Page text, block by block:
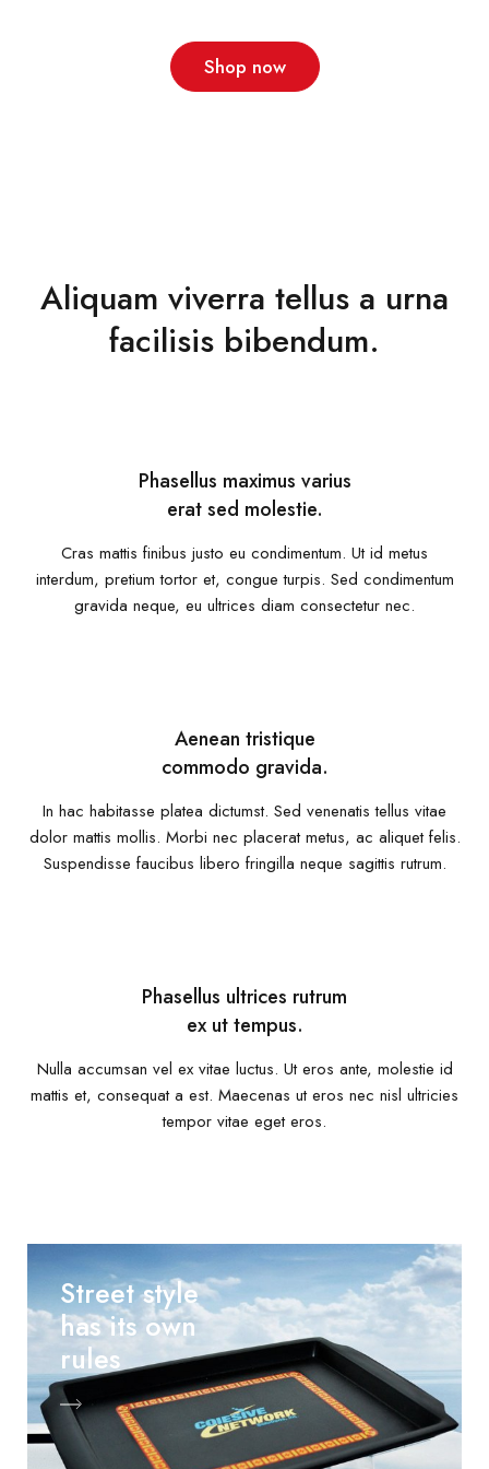
Shop now
Aliquam viverra tellus a urna
facilisis bibendum.
Phasellus maximus varius
erat sed molestie.
Cras mattis finibus justo eu condimentum. Ut id metus
interdum, pretium tortor et, congue turpis. Sed condimentum
gravida neque, eu ultrices diam consectetur nec.
Aenean tristique
commodo gravida.
In hac habitasse platea dictumst. Sed venenatis tellus vitae
dolor mattis mollis. Morbi nec placerat metus, ac aliquet felis.
Suspendisse faucibus libero fringilla neque sagittis rutrum.
Phasellus ultrices rutrum
ex ut tempus.
Nulla accumsan vel ex vitae luctus. Ut eros ante, molestie id
mattis et, consequat a est. Maecenas ut eros nec nisl ultricies
tempor vitae eget eros.
Street style
has its own
rules